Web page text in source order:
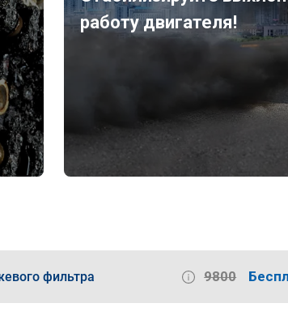
работу двигателя!
фильтра 9800